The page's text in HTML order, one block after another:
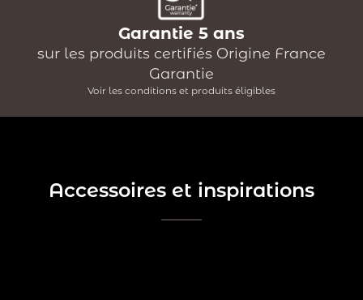
Garantie 5 ans
sur les produits certifiés Origine France
Garantie
Voir les conditions et produits éligibles
Accessoires et inspirations